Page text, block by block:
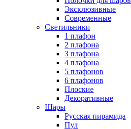
Эксклюзивные
Современные
Светильники
1 плафон
2 плафона
3 плафона
4 плафона
5 плафонов
6 плафонов
Плоские
Декоративные
Шары
Русская пирамида
Пул